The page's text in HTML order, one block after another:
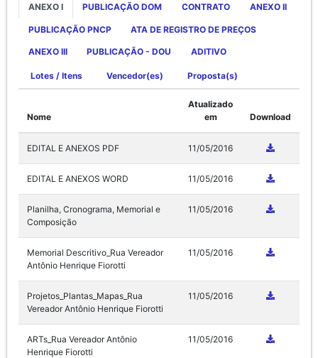
ANEXO I PUBLICAÇÃO DOM CONTRATO ANEXO II
PUBLICAÇÃO PNCP ATA DE REGISTRO DE PREÇOS
ANEXO III PUBLICAÇÃO - DOU ADITIVO
Lotes / Itens Vencedor(es) Proposta(s)
Nome
Atualizado
em
Download
EDITAL E ANEXOS PDF 11/05/2016
EDITAL E ANEXOS WORD 11/05/2016
Planilha, Cronograma, Memorial e
Composição
11/05/2016
Memorial Descritivo_Rua Vereador
Antônio Henrique Fiorotti
11/05/2016
Projetos_Plantas_Mapas_Rua
Vereador Antônio Henrique Fiorotti
11/05/2016
ARTs_Rua Vereador Antônio
Henrique Fiorotti
11/05/2016